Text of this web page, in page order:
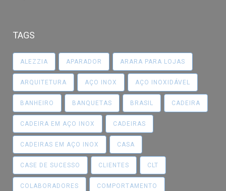
TAGS
ALEZZIA APARADOR ARARA PARA LOJAS
ARQUITETURA AÇO INOX AÇO INOXIDÁVEL
BANHEIRO BANQUETAS BRASIL CADEIRA
CADEIRA EM AÇO INOX CADEIRAS
CADEIRAS EM AÇO INOX CASA
CASE DE SUCESSO CLIENTES CLT
COLABORADORES COMPORTAMENTO